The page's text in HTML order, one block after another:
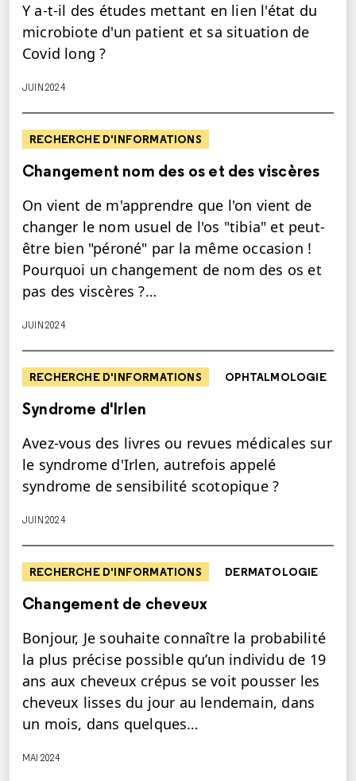
Y a-t-il des études mettant en lien l'état du
microbiote d'un patient et sa situation de
Covid long ?
JUIN 2024
RECHERCHE D'INFORMATIONS
Changement nom des os et des viscères
On vient de m'apprendre que l'on vient de
changer le nom usuel de l'os "tibia" et peut-
être bien "péroné" par la même occasion !
Pourquoi un changement de nom des os et
pas des viscères ?…
JUIN 2024
RECHERCHE D'INFORMATIONS OPHTALMOLOGIE
Syndrome d'Irlen
Avez-vous des livres ou revues médicales sur
le syndrome d'Irlen, autrefois appelé
syndrome de sensibilité scotopique ?
JUIN 2024
RECHERCHE D'INFORMATIONS DERMATOLOGIE
Changement de cheveux
Bonjour, Je souhaite connaître la probabilité
la plus précise possible qu’un individu de 19
ans aux cheveux crépus se voit pousser les
cheveux lisses du jour au lendemain, dans
un mois, dans quelques…
MAI 2024